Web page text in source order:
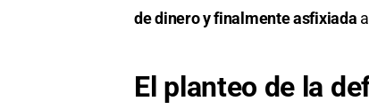
de dinero y finalmente asfixiada
El planteo de la